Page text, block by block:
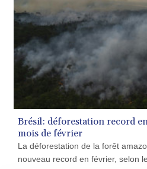
Tirreno-Adriatico: le
Barguil, Pogacar toujours